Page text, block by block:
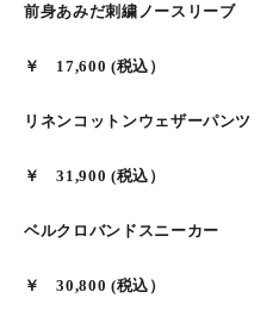
前身あみだ刺繍ノースリーブ
￥ 17,600 (税込）
リネンコットンウェザーパンツ
￥ 31,900 (税込）
ベルクロバンドスニーカー
￥ 30,800 (税込）